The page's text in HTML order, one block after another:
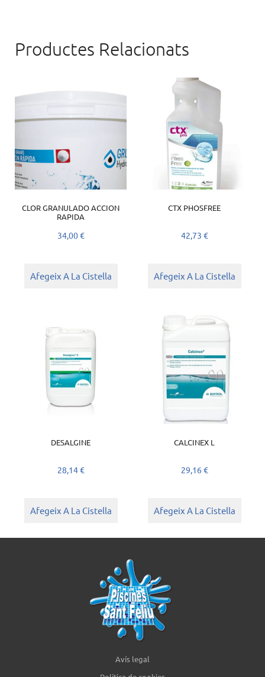
Productes Relacionats
CLOR GRANULADO ACCION
RAPIDA
34,00€
Afegeix A La Cistella
CTX PHOSFREE
42,73 €
Afegeix A La Cistella
DESALGINE
28,14€
Afegeix A La Cistella
CALCINEX L
29,16 €
Afegeix A La Cistella
Avís legal